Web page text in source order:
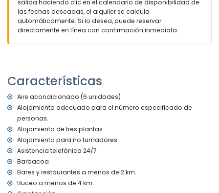
tumbonas
3 terrazas
cocina exterior y barbacoa
pueblo más cercano: Moraira (a menos de 4 kilómetros de
la villa)
ribera u orilla más cercana: Mediterráneo (a menos de 4
kilómetros de la villa)
playa más cercana: Platja de L'Ampolla (a menos de 4
kilómetros de la villa)
puerto más cercano: Puerto de Moraira (a menos de 4
kilómetros de la villa)
parque más cercano: Marjal del Senillar (a menos de 4
kilómetros de la villa)
aeropuerto más cercano: Alicante (a menos de 100
salida haciendo clic en el calendario de disponibilidad de
las fechas deseadas, el alquiler se calcula
automáticamente. Si lo desea, puede reservar
directamente en línea con confirmación inmediata.
Características
Aire acondicionado (6 unidades)
Alojamiento adecuado para el número especificado de
personas.
Alojamiento de tres plantas.
Alojamiento para no fumadores
Asistencia telefónica 24/7
Barbacoa
Bares y restaurantes a menos de 2 km.
Buceo a menos de 4 km.